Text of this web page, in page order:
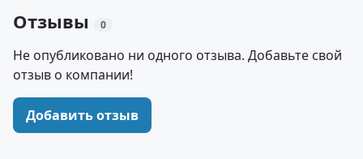
Отзывы 0
Не опубликовано ни одного отзыва. Добавьте свой
отзыв о компании!
Добавить отзыв